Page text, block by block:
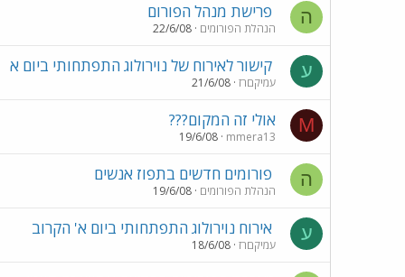
ה פרישת מנהל הפורום
הנהלת הפורומים 22/6/08
ע קישור לאירוח של נוירולוג התפתחותי ביום א
עמיקםרז 21/6/08
M אולי זה המקום???
mmera13
19/6/08
ה פורומים חדשים בתפוז אנשים
הנהלת הפורומים 19/6/08
ע אירוח נוירולוג התפתחותי ביום א' הקרוב
עמיקםרז 18/6/08